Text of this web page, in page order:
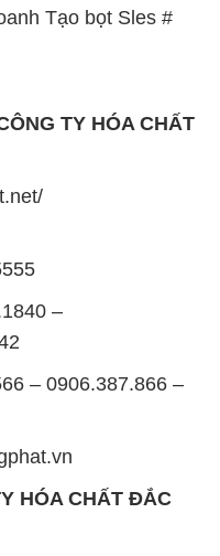
Tạo bọt Sles #
TY HÓA CHẤT
–
– 0906.387.866 –
HÓA CHẤT ĐẮC